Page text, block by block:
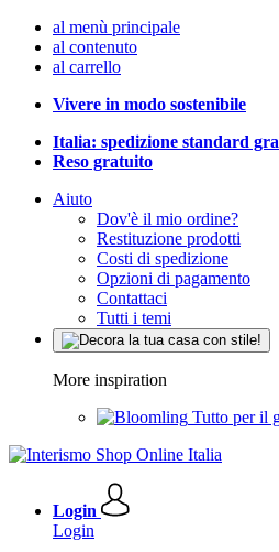
al menù principale
al contenuto
al carrello
Vivere in modo sostenibile
Italia: spedizione standard
Reso gratuito
Aiuto
Dov'è il mio ordine?
Restituzione prodotti
Costi di spedizione
Opzioni di pagamento
Contattaci
Tutti i temi
More inspiration
Tutto per il
Login
Login